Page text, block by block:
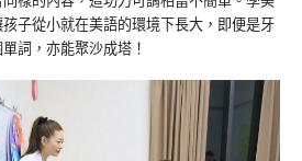
子從小就在美語的環境下長大，即便是牙
詞，亦能聚沙成塔！